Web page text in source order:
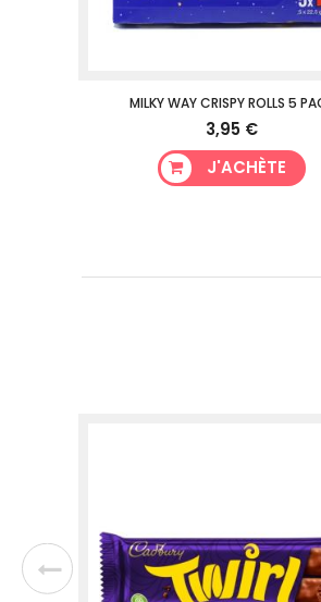
MILKY WAY CRISPY ROLLS 5
3,95 €
J'ACHÈTE